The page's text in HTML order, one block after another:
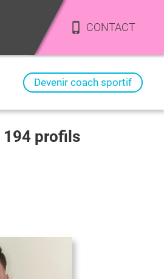
CONTACT
Devenir coach sportif
194 profils